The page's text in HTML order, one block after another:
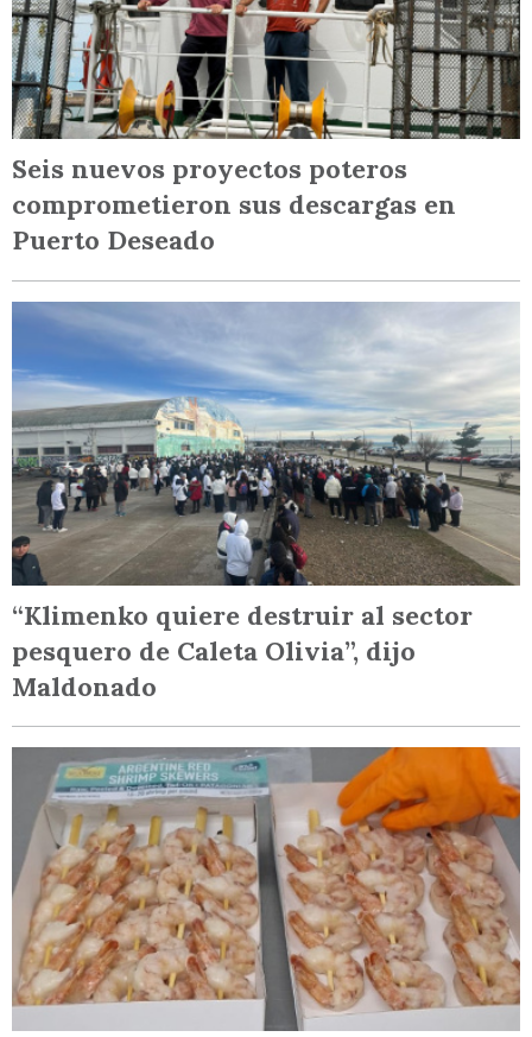
Seis nuevos proyectos poteros
comprometieron sus descargas en
Puerto Deseado
“Klimenko quiere destruir al sector
pesquero de Caleta Olivia”, dijo
Maldonado